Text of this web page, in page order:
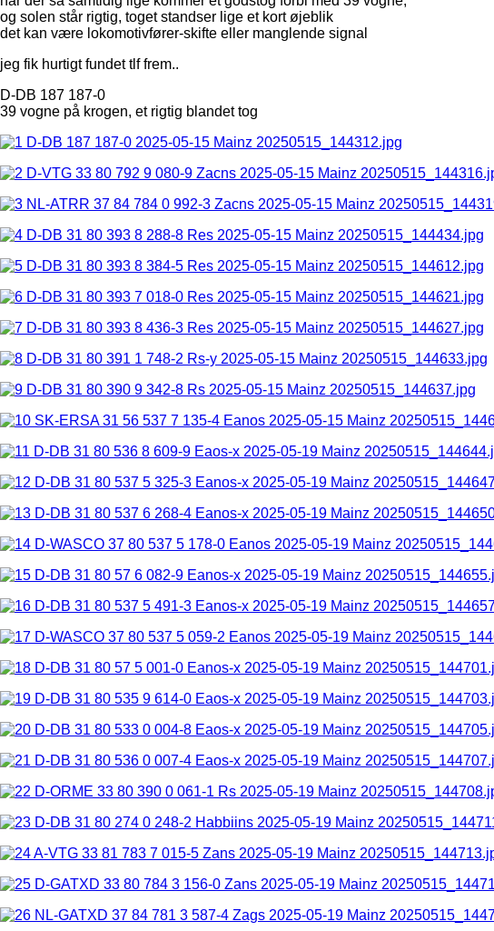
og solen står rigtig, toget standser lige et kort øjeblik
det kan være lokomotivfører-skifte eller manglende signal
jeg fik hurtigt fundet tlf frem..
D-DB 187 187-0
39 vogne på krogen, et rigtig blandet tog